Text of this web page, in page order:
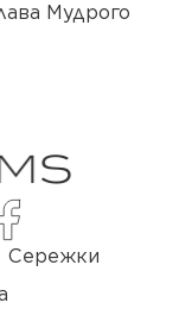
Мудрого
Сережки